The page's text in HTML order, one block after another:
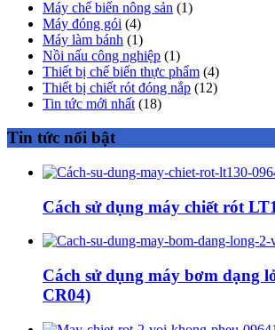
Máy chế biến nông sản (1)
Máy đóng gói (4)
Máy làm bánh (1)
Nồi nấu công nghiệp (1)
Thiết bị chế biến thực phẩm (4)
Thiết bị chiết rót đóng nắp (12)
Tin tức mới nhất (18)
Tin tức nổi bật
Cách sử dụng máy chiết rót
Cách sử dụng máy bơm dạng
CR04)